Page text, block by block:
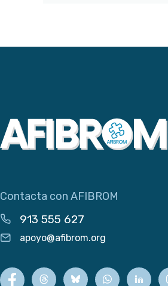
Contacta con AFIBROM
913 555 627
apoyo@afibrom.org